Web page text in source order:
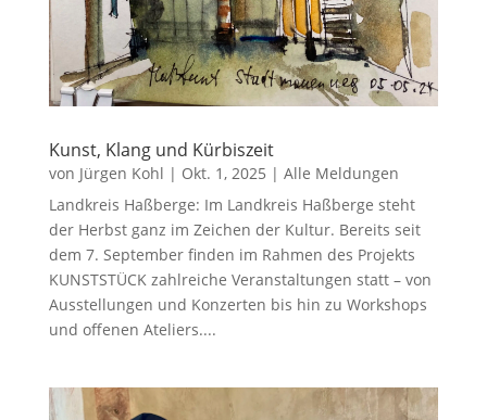
Kunst, Klang und Kürbiszeit
von Jürgen Kohl | Okt. 1, 2025 | Alle Meldungen
Landkreis Haßberge: Im Landkreis Haßberge steht
der Herbst ganz im Zeichen der Kultur. Bereits seit
dem 7. September finden im Rahmen des Projekts
KUNSTSTÜCK zahlreiche Veranstaltungen statt – von
Ausstellungen und Konzerten bis hin zu Workshops
und offenen Ateliers....